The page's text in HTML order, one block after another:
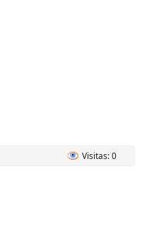
Visitas: 0